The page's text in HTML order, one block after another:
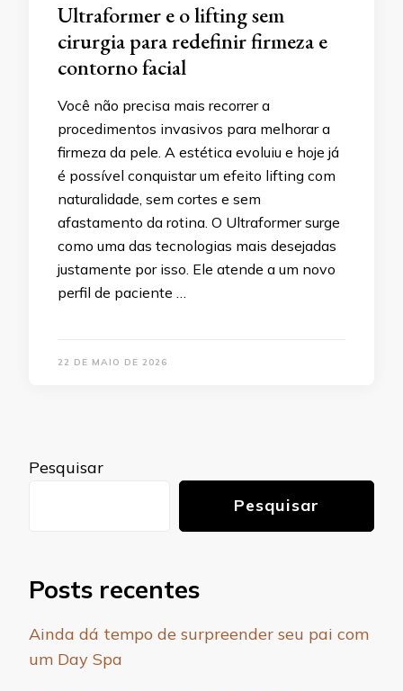
Ultraformer e o lifting sem
cirurgia para redefinir firmeza e
contorno facial
Você não precisa mais recorrer a
procedimentos invasivos para melhorar a
firmeza da pele. A estética evoluiu e hoje já
é possível conquistar um efeito lifting com
naturalidade, sem cortes e sem
afastamento da rotina. O Ultraformer surge
como uma das tecnologias mais desejadas
justamente por isso. Ele atende a um novo
perfil de paciente …
22 DE MAIO DE 2026
Pesquisar
Pesquisar
Posts recentes
Ainda dá tempo de surpreender seu pai com
um Day Spa